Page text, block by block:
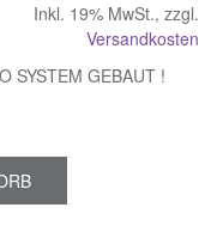
Inkl. 19% MwSt., zzgl.
Versandkosten
SYSTEM GEBAUT !